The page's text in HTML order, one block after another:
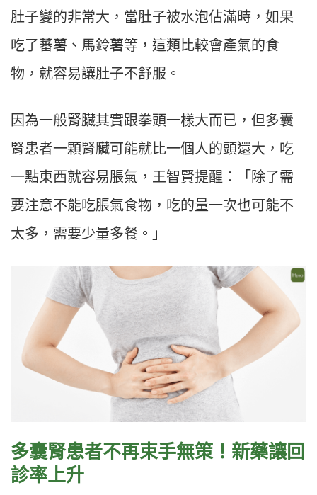
肚子變的非常大，當肚子被水泡佔滿時，如果
吃了蕃薯、馬鈴薯等，這類比較會產氣的食
物，就容易讓肚子不舒服。
因為一般腎臟其實跟拳頭一樣大而已，但多囊
腎患者一顆腎臟可能就比一個人的頭還大，吃
一點東西就容易脹氣，王智賢提醒：「除了需
要注意不能吃脹氣食物，吃的量一次也可能不
太多，需要少量多餐。」
多囊腎患者不再束手無策！新藥讓回
診率上升